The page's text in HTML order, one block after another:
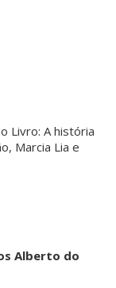
Livro: A história
Marcia Lia e
Alberto do